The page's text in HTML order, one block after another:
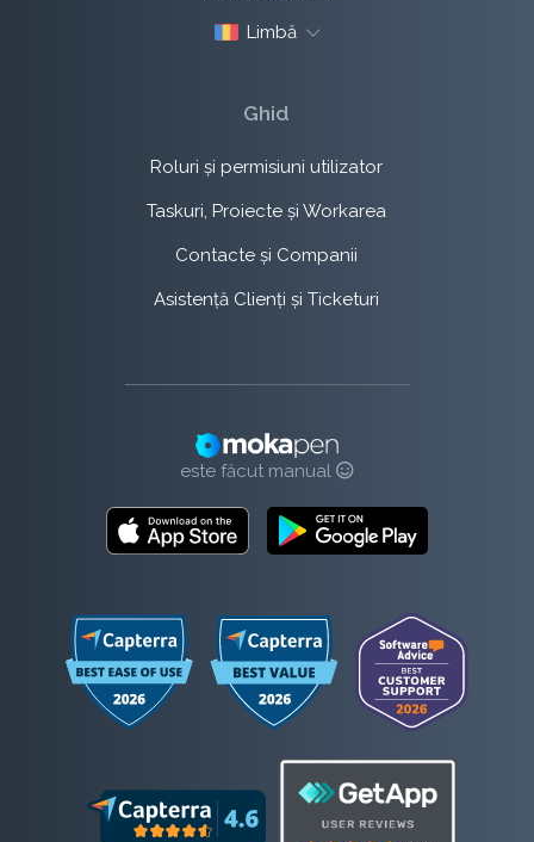
Limbă
Ghid
Roluri și permisiuni utilizator
Taskuri, Proiecte și Workarea
Contacte și Companii
Asistență Clienți și Ticketuri
este făcut manual